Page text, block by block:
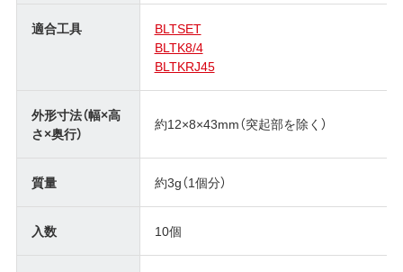
適合工具
BLTSET
BLTK8/4
BLTKRJ45
外形寸法（幅×高
さ×奥行）
約12×8×43mm（突起部を除く）
質量 約3g（1個分）
入数 10個